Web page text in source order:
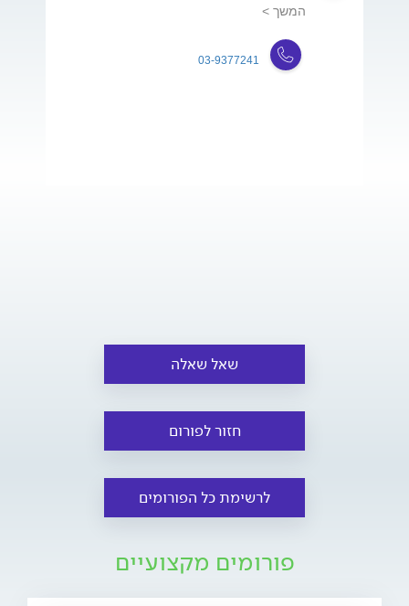
המשך >
03-9377241
שאל שאלה
חזור לפורום
לרשימת כל הפורומים
פורומים מקצועיים